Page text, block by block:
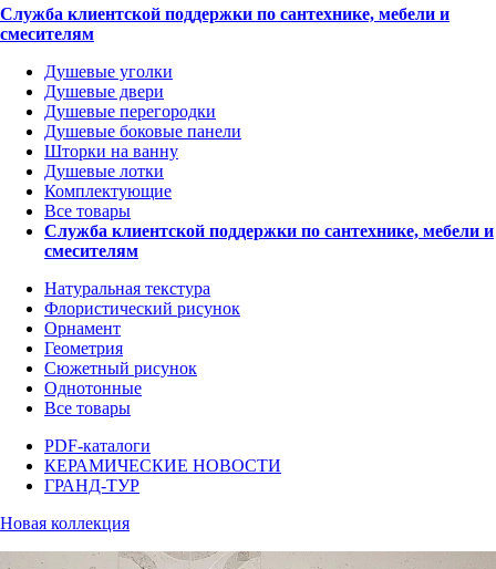
Служба клиентской поддержки по сантехнике, мебели и
смесителям
Душевые уголки
Душевые двери
Душевые перегородки
Душевые боковые панели
Шторки на ванну
Душевые лотки
Комплектующие
Все товары
Служба клиентской поддержки по сантехнике, мебели и
смесителям
Натуральная текстура
Флористический рисунок
Орнамент
Геометрия
Сюжетный рисунок
Однотонные
Все товары
PDF-каталоги
КЕРАМИЧЕСКИЕ НОВОСТИ
ГРАНД-ТУР
Новая коллекция